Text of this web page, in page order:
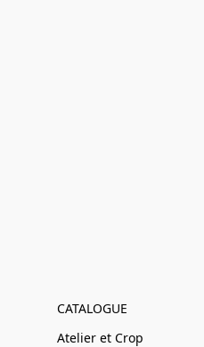
CATALOGUE
Atelier et Crop